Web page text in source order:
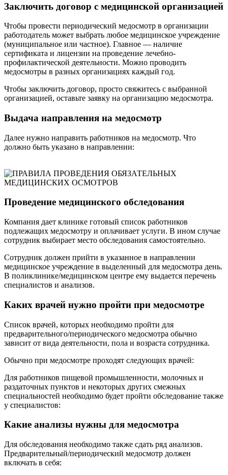
Заключить договор с медицинской организацией
Чтобы провести периодический медосмотр в организации
работодатель может выбрать любое медицинское учреждение
(муниципальное или частное). Главное — наличие
сертификата и лицензии на проведение лечебно-
профилактической деятельности. Можно проводить
медосмотры в разных организациях каждый год.
Чтобы заключить договор, просто свяжитесь с выбранной
организацией, оставьте заявку на организацию медосмотра.
Выдача направления на медосмотр
Далее нужно направить работников на медосмотр. Что
должно быть указано в направлении:
Проведение медицинского обследования
Компания дает клинике готовый список работников
подлежащих медосмотру и оплачивает услуги. В ином случае
сотрудник выбирает место обследования самостоятельно.
Сотрудник должен прийти в указанное в направлении
медицинское учреждение в выделенный для медосмотра день.
В поликлинике/медицинском центре ему выдается перечень
специалистов и анализов.
Каких врачей нужно пройти при медосмотре
Список врачей, которых необходимо пройти для
предварительного/периодического медосмотра обычно
зависит от вида деятельности, пола и возраста сотрудника.
Обычно при медосмотре проходят следующих врачей:
Для работников пищевой промышленности, молочных и
раздаточных пунктов и некоторых других смежных
специальностей необходимо будет пройти обследование также
у специалистов:
Какие анализы нужны для медосмотра
Для обследования необходимо также сдать ряд анализов.
Предварительный/периодический медосмотр должен
включать в себя: